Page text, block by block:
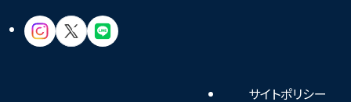
サイトポリシー